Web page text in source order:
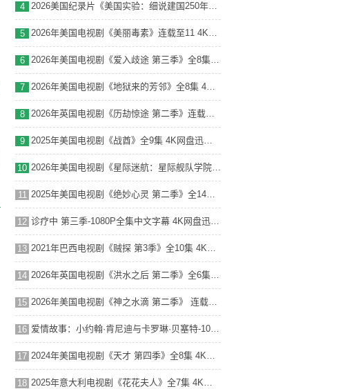
4 2026美国纪录片《美国实验：细说建国250年》「全集」1080p高清 4K网盘迅雷下载
5 2026年美国电视剧《美丽毒素》连载至11 4K网盘迅雷下载
6 2026年美国电视剧《爱入歧途 第三季》全8集 4K网盘迅雷下载
7 2026年美国电视剧《地狱来的芳邻》全8集 4K网盘迅雷下载
8 2026年英国电视剧《历劫惊途 第二季》连载至08 4K网盘迅雷下载
9 2025年美国电视剧《战酋》全9集 4K网盘迅雷下载
10 2026年美国电视剧《星际迷航：星际舰队学院 第一季》 全10集 4K网盘迅雷下载
11 2025年美国电视剧《绝妙心灵 第二季》全14集 4K网盘迅雷下载
12 诊疗中 第三季-1080P全集中文字幕 4K网盘迅雷下载
13 2021年巴西电视剧《贼探 第3季》全10集 4K网盘迅雷下载
14 2026年英国电视剧《洪水之后 第二季》全6集 4K网盘迅雷下载
15 2026年美国电视剧《神之水滴 第二季》 连载至第08集 4K网盘迅雷下载
16 爱情故事：小约翰·肯尼迪与卡罗琳·贝塞特-1080P全集中文字幕 4K网盘迅雷下载
17 2024年美国电视剧《天才 第四季》全8集 4K网盘迅雷下载
18 2025年意大利电视剧《花花夫人》全7集 4K网盘迅雷下载